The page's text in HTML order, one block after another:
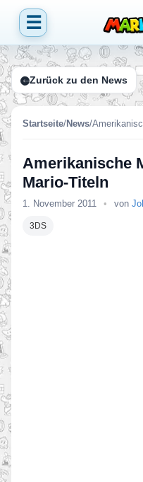
☰
Zurück zu den News
Startseite/News/
Amerikanische
Mario-Titeln
1. November 2011 • von
3DS